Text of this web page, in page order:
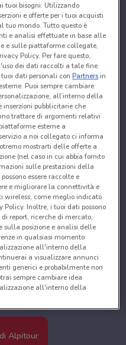
Alpitour
tuoi bisogni: Utilizzando
e offerte per i tuoi acquisti
tuo mondo. Tutto questo è
e analisi effettuate in base alle
e sulle piattaforme collegate,
Policy. Per fare questo,
dei dati raccolti a tale fine.
tuoi dati personali conPartnersin
Puoi sempre cambiare
all’interno della
inserzioni pubblicitarie che
trattare di argomenti relativi
esterne a
a noi collegato ci informa
mostrarti delle offerte a
(nel caso in cui abbia fornito
sulle prestazioni della
essere raccolte e
e migliorare la connettività e
wireless, come meglio indicato
Inoltre, i tuoi dati possono
report, ricerche di mercato,
sulla posizione e analisi delle
in qualsiasi momento
all'interno della
a visualizzare annunci
generici e probabilmente non
sempre cambiare idea
all'interno della
i dati per fornire:
Scansione attiva delle
Archiviare